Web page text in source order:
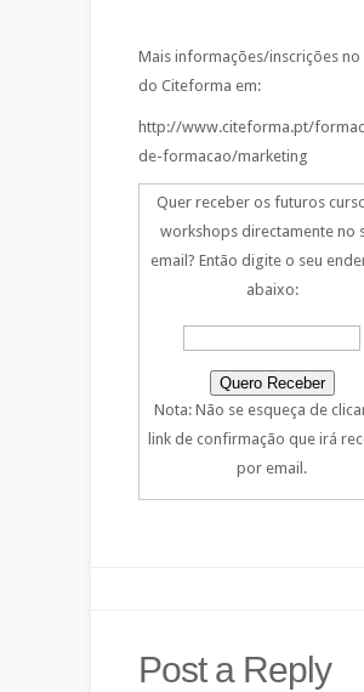
Mais informações/inscrições no
do Citeforma em:
http://www.citeforma.pt/
de-formacao/marketing
Quer receber os futuros
workshops directamente no
email? Então digite o seu
abaixo:
Nota: Não se esqueça de
link de confirmação que irá
por email.
Post a Reply